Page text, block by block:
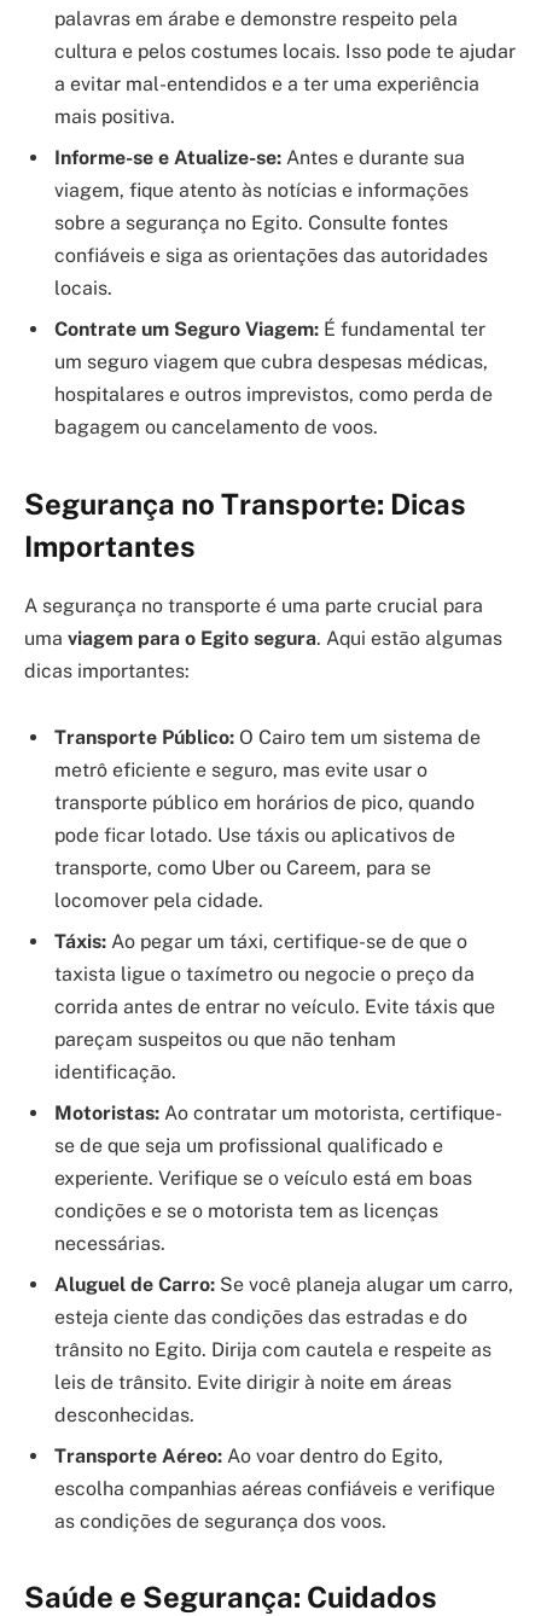
palavras em árabe e demonstre respeito pela
cultura e pelos costumes locais. Isso pode te ajudar
a evitar mal-entendidos e a ter uma experiência
mais positiva.
Informe-se e Atualize-se: Antes e durante sua
viagem, fique atento às notícias e informações
sobre a segurança no Egito. Consulte fontes
confiáveis e siga as orientações das autoridades
locais.
Contrate um Seguro Viagem: É fundamental ter
um seguro viagem que cubra despesas médicas,
hospitalares e outros imprevistos, como perda de
bagagem ou cancelamento de voos.
Segurança no Transporte: Dicas
Importantes
A segurança no transporte é uma parte crucial para
uma viagem para o Egito segura. Aqui estão algumas
dicas importantes:
Transporte Público: O Cairo tem um sistema de
metrô eficiente e seguro, mas evite usar o
transporte público em horários de pico, quando
pode ficar lotado. Use táxis ou aplicativos de
transporte, como Uber ou Careem, para se
locomover pela cidade.
Táxis: Ao pegar um táxi, certifique-se de que o
taxista ligue o taxímetro ou negocie o preço da
corrida antes de entrar no veículo. Evite táxis que
pareçam suspeitos ou que não tenham
identificação.
Motoristas: Ao contratar um motorista, certifique-
se de que seja um profissional qualificado e
experiente. Verifique se o veículo está em boas
condições e se o motorista tem as licenças
necessárias.
Aluguel de Carro: Se você planeja alugar um carro,
esteja ciente das condições das estradas e do
trânsito no Egito. Dirija com cautela e respeite as
leis de trânsito. Evite dirigir à noite em áreas
desconhecidas.
Transporte Aéreo: Ao voar dentro do Egito,
escolha companhias aéreas confiáveis e verifique
as condições de segurança dos voos.
Saúde e Segurança: Cuidados